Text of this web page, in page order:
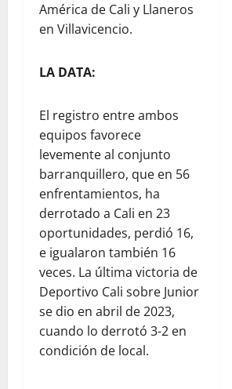
América de Cali y Llaneros
en Villavicencio.
LA DATA:
El registro entre ambos
equipos favorece
levemente al conjunto
barranquillero, que en 56
enfrentamientos, ha
derrotado a Cali en 23
oportunidades, perdió 16,
e igualaron también 16
veces. La última victoria de
Deportivo Cali sobre Junior
se dio en abril de 2023,
cuando lo derrotó 3-2 en
condición de local.